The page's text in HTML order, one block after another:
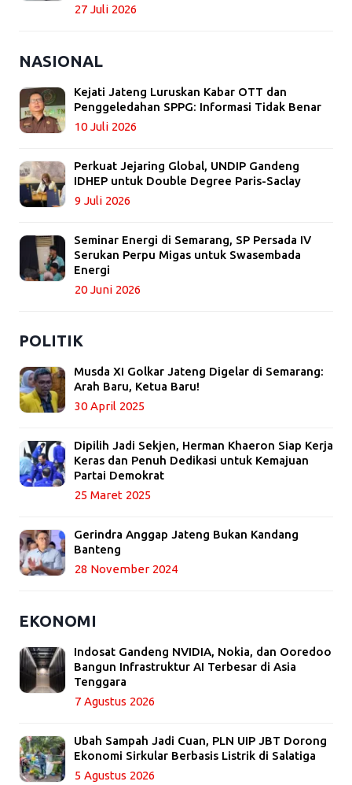
27 Juli 2026
NASIONAL
Kejati Jateng Luruskan Kabar OTT dan
Penggeledahan SPPG: Informasi Tidak Benar
10 Juli 2026
Perkuat Jejaring Global, UNDIP Gandeng
IDHEP untuk Double Degree Paris-Saclay
9 Juli 2026
Seminar Energi di Semarang, SP Persada IV
Serukan Perpu Migas untuk Swasembada
Energi
20 Juni 2026
POLITIK
Musda XI Golkar Jateng Digelar di Semarang:
Arah Baru, Ketua Baru!
30 April 2025
Dipilih Jadi Sekjen, Herman Khaeron Siap Kerja
Keras dan Penuh Dedikasi untuk Kemajuan
Partai Demokrat
25 Maret 2025
Gerindra Anggap Jateng Bukan Kandang
Banteng
28 November 2024
EKONOMI
Indosat Gandeng NVIDIA, Nokia, dan Ooredoo
Bangun Infrastruktur AI Terbesar di Asia
Tenggara
7 Agustus 2026
Ubah Sampah Jadi Cuan, PLN UIP JBT Dorong
Ekonomi Sirkular Berbasis Listrik di Salatiga
5 Agustus 2026